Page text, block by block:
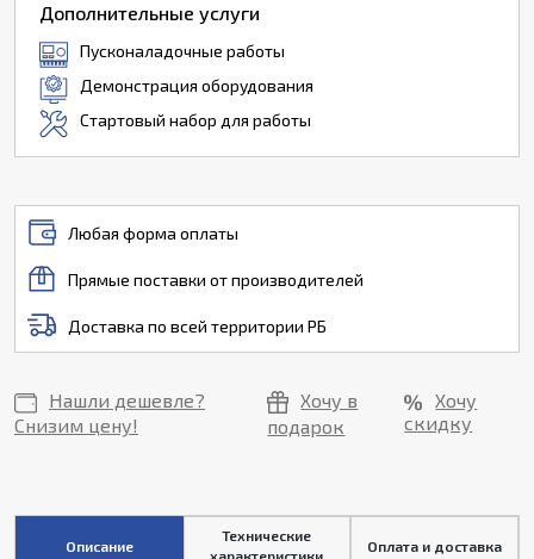
Дополнительные услуги
Пусконаладочные работы
Демонстрация оборудования
Стартовый набор для работы
Любая форма оплаты
Прямые поставки от производителей
Доставка по всей территории РБ
Нашли дешевле?
Снизим цену!
Хочу в
подарок
Хочу
скидку
Описание
Технические
характеристики
Оплата и доставка